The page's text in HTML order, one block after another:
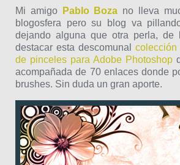
Mi amigo Pablo Boza no lleva
blogosfera pero su blog va
dejando alguna que otra perla, de
destacar esta descomunal colección
de pinceles para Adobe Photoshop
acompañada de 70 enlaces donde
brushes. Sin duda un gran aporte.